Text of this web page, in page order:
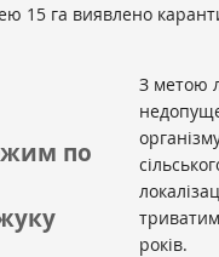
15 га виявлено
по
З метою
років.